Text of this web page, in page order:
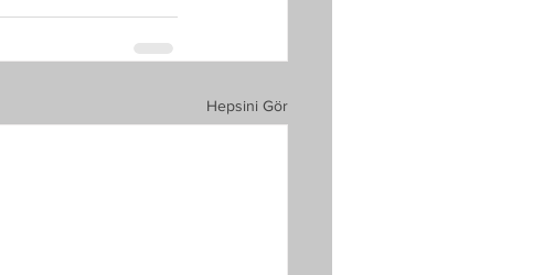
Hepsini Gör